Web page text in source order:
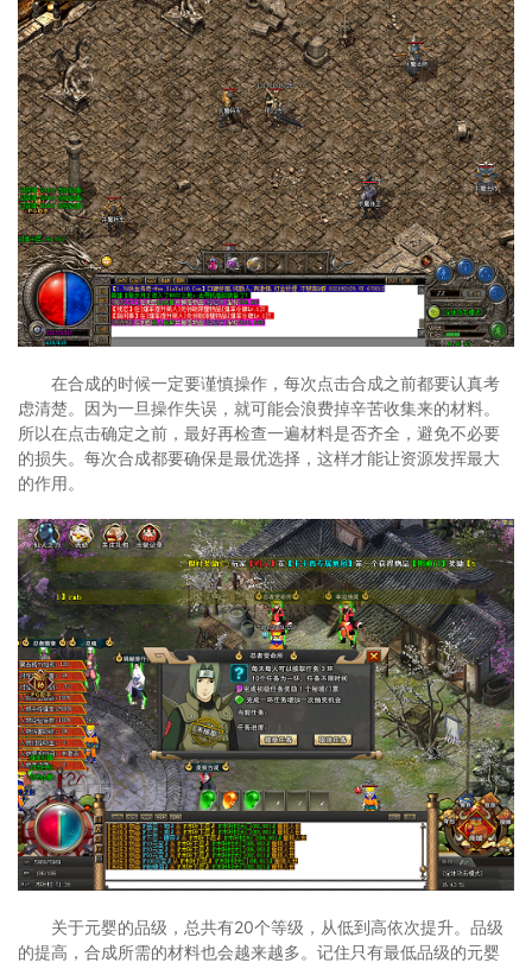
在合成的时候一定要谨慎操作，每次点击合成之前都要认真考
虑清楚。因为一旦操作失误，就可能会浪费掉辛苦收集来的材料。
所以在点击确定之前，最好再检查一遍材料是否齐全，避免不必要
的损失。每次合成都要确保是最优选择，这样才能让资源发挥最大
的作用。
关于元婴的品级，总共有20个等级，从低到高依次提升。品级
的提高，合成所需的材料也会越来越多。记住只有最低品级的元婴